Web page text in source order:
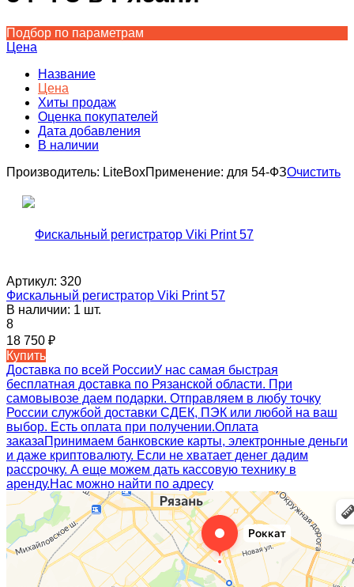
Подбор по параметрам
Цена
Название
Цена
Хиты продаж
Оценка покупателей
Дата добавления
В наличии
Производитель: LiteBoxПрименение: для 54-ФЗОчистить
Артикул: 320
Фискальный регистратор Viki Print 57
В наличии: 1 шт.
8
18 750 ₽
Купить
Доставка по всей РоссииУ нас самая быстрая
бесплатная доставка по Рязанской области. При
самовывозе даем подарки. Отправляем в любу точку
России службой доставки СДЕК, ПЭК или любой на ваш
выбор. Есть оплата при получении.Оплата
заказаПринимаем банковские карты, электронные деньги
и даже криптовалюту. Если не хватает денег дадим
рассрочку. А еще можем дать кассовую технику в
аренду.Нас можно найти по адресу